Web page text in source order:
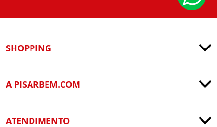
SHOPPING
A PISARBEM.COM
ATENDIMENTO